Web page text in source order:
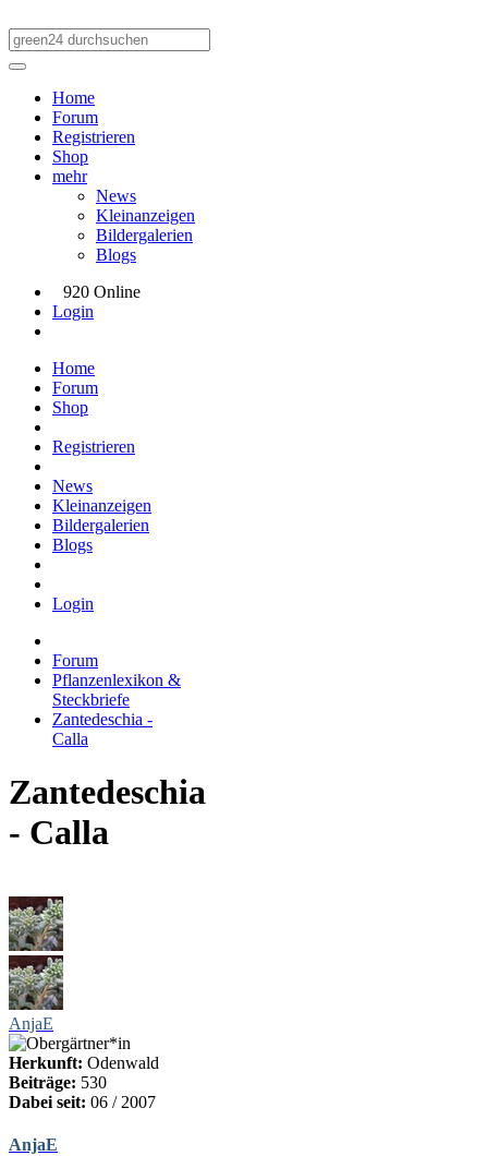
Home
Forum
Registrieren
Shop
mehr
News
Kleinanzeigen
Bildergalerien
Blogs
920 Online
Login
Home
Forum
Shop
Registrieren
News
Kleinanzeigen
Bildergalerien
Blogs
Login
Forum
Pflanzenlexikon &
Steckbriefe
Zantedeschia -
Calla
Zantedeschia
- Calla
AnjaE
Herkunft: Odenwald
Beiträge: 530
Dabei seit: 06 / 2007
AnjaE